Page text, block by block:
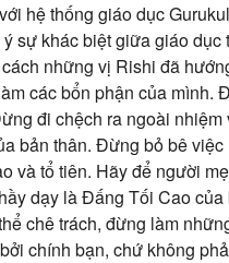
hệ thống giáo dục
sự khác biệt giữa giáo
những vị Rishi đã
các bổn phận của
đi chệch ra ngoài
bản thân. Đừng bỏ bê
tổ tiên. Hãy để người
dạy là Đấng Tối Cao
chê trách, đừng làm
chính bạn, chứ không